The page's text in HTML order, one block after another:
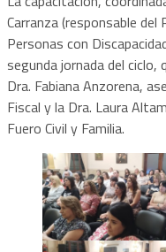
Carranza (responsable
Personas con
segunda jornada del ciclo,
Dra. Fabiana Anzorena,
Fiscal y la Dra. Laura
Fuero Civil y Familia.